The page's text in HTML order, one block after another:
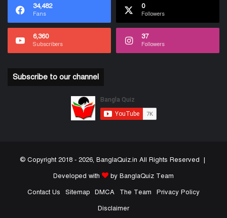
34,482
Fans
0
Followers
6,360
Subscribers
37
Followers
Subscribe to our channel
© Copyright 2018 - 2026, BanglaQuiz.in All Rights Reserved |
Developed with
by BanglaQuiz Team
Contact Us
Sitemap DMCA The Team
Privacy Policy
Disclaimer